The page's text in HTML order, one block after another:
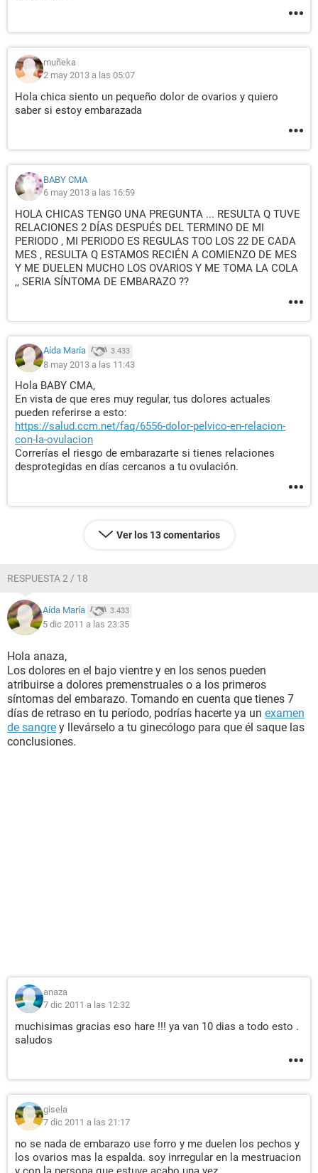
muñeka
2 may 2013 a las 05:07
Hola chica siento un pequeño dolor de ovarios y quiero
saber si estoy embarazada
BABY CMA
6 may 2013 a las 16:59
HOLA CHICAS TENGO UNA PREGUNTA ... RESULTA Q TUVE
RELACIONES 2 DÍAS DESPUÉS DEL TERMINO DE MI
PERIODO , MI PERIODO ES REGULAS TOO LOS 22 DE CADA
MES , RESULTA Q ESTAMOS RECIÉN A COMIENZO DE MES
Y ME DUELEN MUCHO LOS OVARIOS Y ME TOMA LA COLA
,, SERIA SÍNTOMA DE EMBARAZO ??
Aída María 3.433
8 may 2013 a las 11:43
Hola BABY CMA,
En vista de que eres muy regular, tus dolores actuales
pueden referirse a esto:
https://salud.ccm.net/faq/6556-dolor-pelvico-en-relacion-
con-la-ovulacion
Correrías el riesgo de embarazarte si tienes relaciones
desprotegidas en días cercanos a tu ovulación.
Ver los 13 comentarios
RESPUESTA 2 / 18
Aída María 3.433
5 dic 2011 a las 23:35
Hola anaza,
Los dolores en el bajo vientre y en los senos pueden
atribuirse a dolores premenstruales o a los primeros
síntomas del embarazo. Tomando en cuenta que tienes 7
días de retraso en tu período, podrías hacerte ya un examen
de sangre y llevárselo a tu ginecólogo para que él saque las
conclusiones.
anaza
7 dic 2011 a las 12:32
muchisimas gracias eso hare !!! ya van 10 dias a todo esto .
saludos
gisela
7 dic 2011 a las 21:17
no se nada de embarazo use forro y me duelen los pechos y
los ovarios mas la espalda. soy inrregular en la mestruacion